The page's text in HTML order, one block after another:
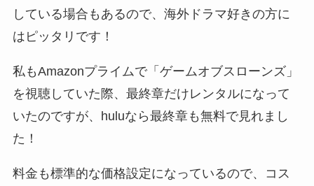
している場合もあるので、海外ドラマ好きの方に
はピッタリです！
私もAmazonプライムで「ゲームオブスローンズ」
を視聴していた際、最終章だけレンタルになって
いたのですが、huluなら最終章も無料で見れまし
た！
料金も標準的な価格設定になっているので、コス